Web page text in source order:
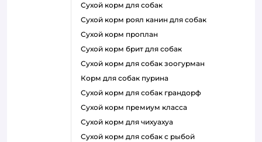
сухой корм для собак
сухой корм роял канин для собак
сухой корм проплан
сухой корм брит для собак
сухой корм для собак зоогурман
корм для собак пурина
сухой корм для собак грандорф
сухой корм премиум класса
сухой корм для чихуахуа
сухой корм для собак с рыбой